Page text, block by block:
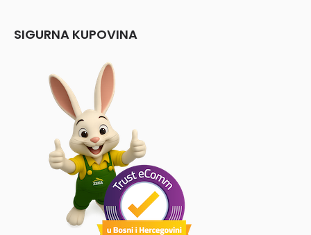
SIGURNA KUPOVINA